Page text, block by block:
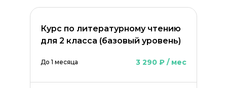
Курс по литературному чтению
для 2 класса (базовый уровень)
До 1 месяца 3 290 ₽ / мес